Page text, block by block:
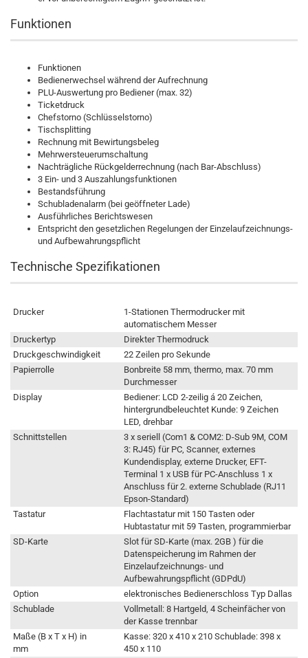
Funktionen
Funktionen
Bedienerwechsel während der Aufrechnung
PLU-Auswertung pro Bediener (max. 32)
Ticketdruck
Chefstorno (Schlüsselstorno)
Tischsplitting
Rechnung mit Bewirtungsbeleg
Mehrwersteuerumschaltung
Nachträgliche Rückgelderrechnung (nach Bar-Abschluss)
3 Ein- und 3 Auszahlungsfunktionen
Bestandsführung
Schubladenalarm (bei geöffneter Lade)
Ausführliches Berichtswesen
Entspricht den gesetzlichen Regelungen der Einzelaufzeichnungs-
und Aufbewahrungspflicht
Technische Spezifikationen
Drucker
1-Stationen Thermodrucker mit
automatischem Messer
Druckertyp
Direkter Thermodruck
Druckgeschwindigkeit
22 Zeilen pro Sekunde
Papierrolle
Bonbreite 58 mm, thermo, max. 70 mm
Durchmesser
Display
Bediener: LCD 2-zeilig á 20 Zeichen,
hintergrundbeleuchtet Kunde: 9 Zeichen
LED, drehbar
Schnittstellen
3 x seriell (Com1 & COM2: D-Sub 9M, COM
3: RJ45) für PC, Scanner, externes
Kundendisplay, externe Drucker, EFT-
Terminal 1 x USB für PC-Anschluss 1 x
Anschluss für 2. externe Schublade (RJ11
Epson-Standard)
Tastatur
Flachtastatur mit 150 Tasten oder
Hubtastatur mit 59 Tasten, programmierbar
SD-Karte
Slot für SD-Karte (max. 2GB ) für die
Datenspeicherung im Rahmen der
Einzelaufzeichnungs- und
Aufbewahrungspflicht (GDPdU)
Option
elektronisches Bedienerschloss Typ Dallas
Schublade
Vollmetall: 8 Hartgeld, 4 Scheinfächer von
der Kasse trennbar
Maße (B x T x H) in
mm
Kasse: 320 x 410 x 210 Schublade: 398 x
450 x 110